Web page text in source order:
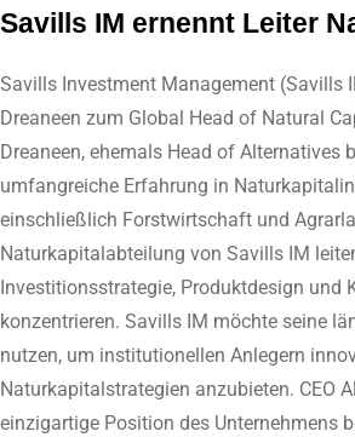
Savills IM ernennt Leiter
Savills Investment Management (Savills
Dreaneen zum Global Head of Natural
Dreaneen, ehemals Head of Alternatives
umfangreiche Erfahrung in
einschließlich Forstwirtschaft und
Naturkapitalabteilung von Savills IM
Investitionsstrategie, Produktdesign und
konzentrieren. Savills IM möchte seine
nutzen, um institutionellen Anlegern
Naturkapitalstrategien anzubieten. CEO
einzigartige Position des Unternehmens